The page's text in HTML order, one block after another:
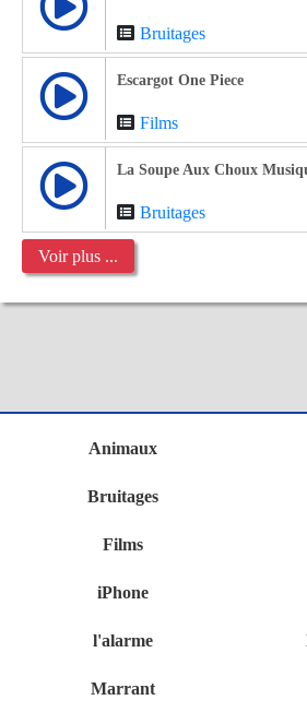
Bruitages
Escargot One Piece
Films
La Soupe Aux Choux
Bruitages
Voir plus ...
Animaux
Bruitages
Films
iPhone
l'alarme
Marrant